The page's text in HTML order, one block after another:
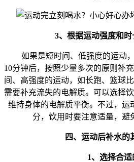
3、根据运动强度和
如果是短时间、低强度的运动，
10分钟后，按照少量多次的原则补
间、高强度的运动，如长跑、篮球
需要补充流失的电解质。可以选择
维持身体的电解质平衡。不过，运
分，饮用时要注意适量，避
四、运动后补水的
1、选择合适